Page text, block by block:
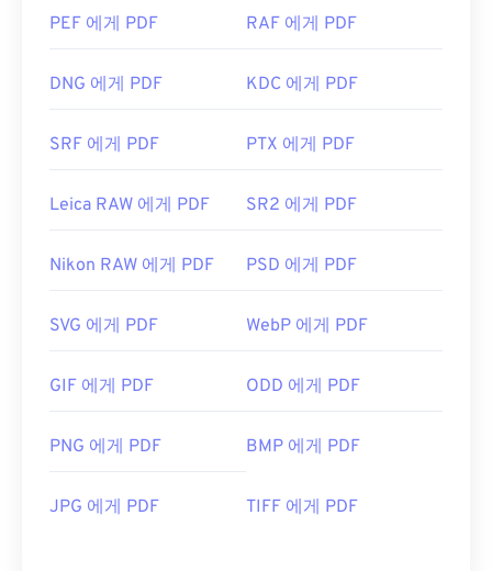
PEF 에게 PDF RAF 에게 PDF
DNG 에게 PDF KDC 에게 PDF
SRF 에게 PDF PTX 에게 PDF
Leica RAW 에게 PDF SR2 에게 PDF
Nikon RAW 에게 PDF PSD 에게 PDF
SVG 에게 PDF WebP 에게 PDF
GIF 에게 PDF ODD 에게 PDF
PNG 에게 PDF BMP 에게 PDF
JPG 에게 PDF TIFF 에게 PDF